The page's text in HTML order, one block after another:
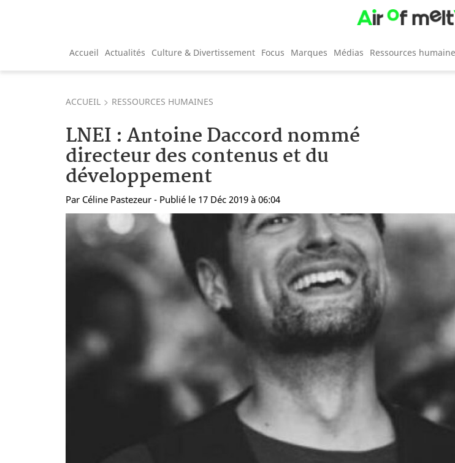
Accueil Actualités Culture & Divertissement Focus Marques Médias Ressources
ACCUEIL RESSOURCES HUMAINES
LNEI : Antoine Daccord nommé
directeur des contenus et du
développement
Par Céline Pastezeur - Publié le 17 Déc 2019 à 06:04